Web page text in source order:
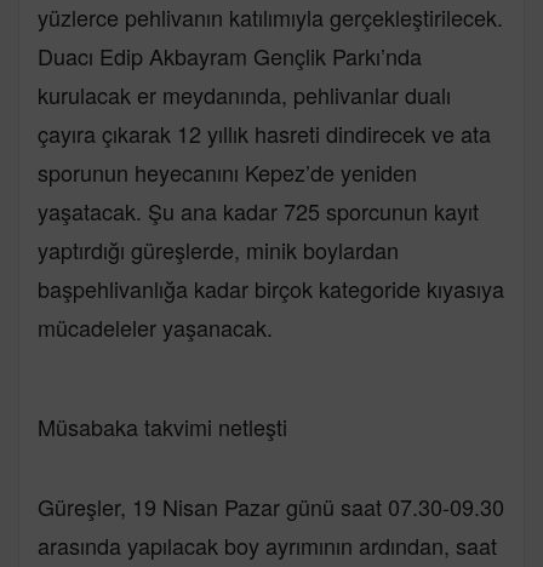
yüzlerce pehlivanın katılımıyla gerçekleştirilecek.
Duacı Edip Akbayram Gençlik Parkı’nda
kurulacak er meydanında, pehlivanlar dualı
çayıra çıkarak 12 yıllık hasreti dindirecek ve ata
sporunun heyecanını Kepez’de yeniden
yaşatacak. Şu ana kadar 725 sporcunun kayıt
yaptırdığı güreşlerde, minik boylardan
başpehlivanlığa kadar birçok kategoride kıyasıya
mücadeleler yaşanacak.
Müsabaka takvimi netleşti
Güreşler, 19 Nisan Pazar günü saat 07.30-09.30
arasında yapılacak boy ayrımının ardından, saat